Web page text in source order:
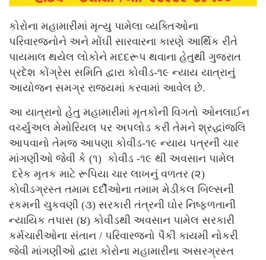
કોરોના મહામારીમાં મૃત્યુ પામેલા વ્યક્તિઓના
પરિવારજનોને અને મોંઘી સારવારના કારણે આર્થિક રીતે
પાયમાલ થયેલ લોકોને મદદરૂપ થવાના હેતુથી ગુજરાત
પ્રદેશ કોંગ્રેસ સમિતિ દ્વારા કોવીડ-૧૯ ન્યાય યાત્રાનું
આયોજન સમગ્ર રાજ્યમાં કરવામાં આવેલ છે.
આ યાત્રાનો હેતુ મહામારીમાં મૃતકોની વિગતો ઓનલાઈન
વર્ચ્યુઅલ મેમોરિયલ પર અપલોડ કરી તેમને શ્રદ્ધાંજલિ
આપવાનો તેમજ આપણા કોવીડ-૧૯ ન્યાય પત્રની ચાર
માંગણીઓ જેવી કે (૧) કોવીડ -૧૯ થી અવસાન પામેલ
દરેક મૃતક માટે રૂપિયા ચાર લાખનું વળતર (૨)
કોવીડગ્રસ્ત તમામ દર્દીઓના તમામ મેડીકલ બિલ્સની
રકમની ચુકવણી (૩) સરકારી તંત્રની ઘોર નિષ્ફળતાની
ન્યાયિક તપાસ (૪) કોવીડથી અવસાન પામેલ સરકારી
કર્મચારીઓના સંતાન / પરિવારજનો પૈકી કાયમી નોકરી
જેવી માંગણીઓ દ્વારા કોરોના મહામારીના અસરગ્રસ્ત